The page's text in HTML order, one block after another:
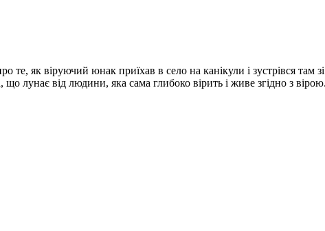
те, як віруючий юнак приїхав в село на канікули і зустрівся там
лунає від людини, яка сама глибоко вірить і живе згідно з вірою.